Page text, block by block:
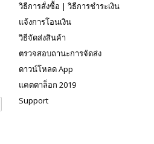
วิธีการสั่งซื้อ | วิธีการชำระเงิน
แจ้งการโอนเงิน
วิธีจัดส่งสินค้า
ตรวจสอบถานะการจัดส่ง
ดาวน์โหลด App
แคตตาล็อก 2019
Support